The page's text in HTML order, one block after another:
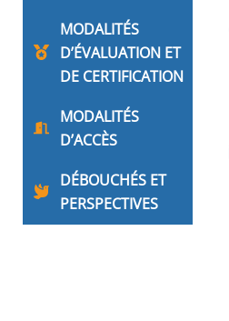
MODALITÉS
D’ÉVALUATION ET
DE CERTIFICATION
MODALITÉS
D’ACCÈS
DÉBOUCHÉS ET
PERSPECTIVES